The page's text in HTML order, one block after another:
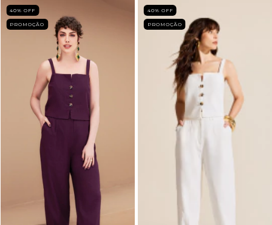
40% OFF
PROMOÇÃO
40% OFF
PROMOÇÃO